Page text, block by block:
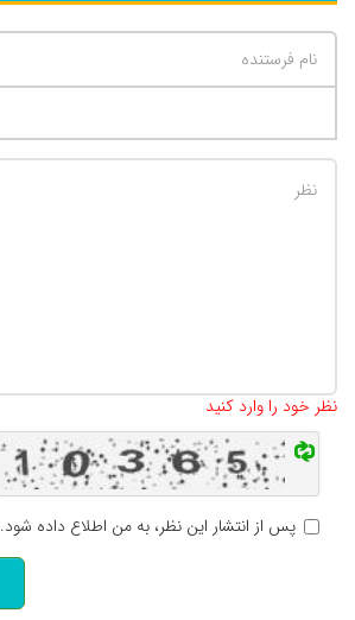
نظر خود را وارد کنید
پس از انتشار این نظر، به من اطلاع داده شود.